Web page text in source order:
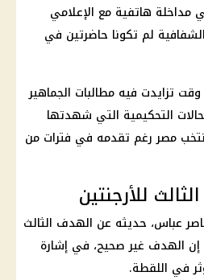
مداخلة هاتفية مع الإعلامي
لم تكونا حاضرتين في
تزايدت فيه مطالبات الجماهير
التحكيمية التي شهدتها
مصر رغم تقدمه في فترات من
للأرجنتين
ناصر عباس، حديثه عن الهدف الثالث
إن الهدف غير صحيح، في إشارة
في اللقطة.